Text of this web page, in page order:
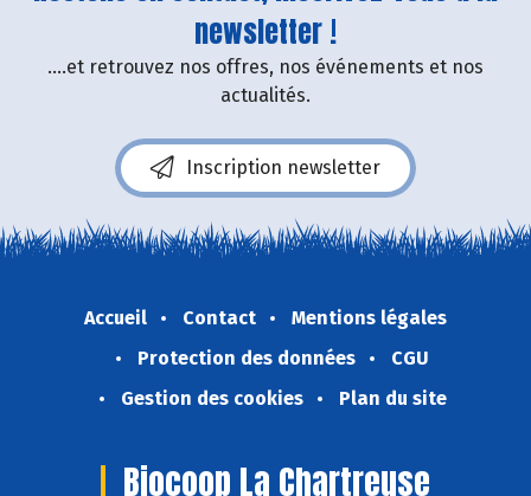
newsletter !
....et retrouvez nos offres, nos événements et nos
actualités.
Inscription newsletter
Accueil Contact
Mentions légales
Protection des données
CGU
Gestion des cookies
Plan du site
Biocoop La Chartreuse